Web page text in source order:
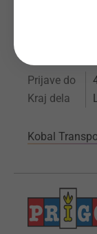
V Kobal
Urejeni
odlična
Prijave do
Kraj dela
Kobal